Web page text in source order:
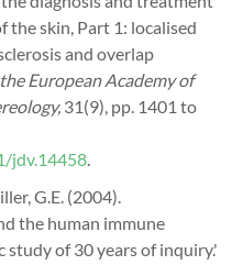
the skin, Part 1: localised
and overlap
European Academy of
31(9), pp. 1401 to
jdv.14458
G.E. (2004).
the human immune
study of 30 years of inquiry.'